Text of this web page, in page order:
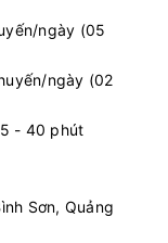
ngày (05
ngày (02
- 40 phút
Sơn, Quảng